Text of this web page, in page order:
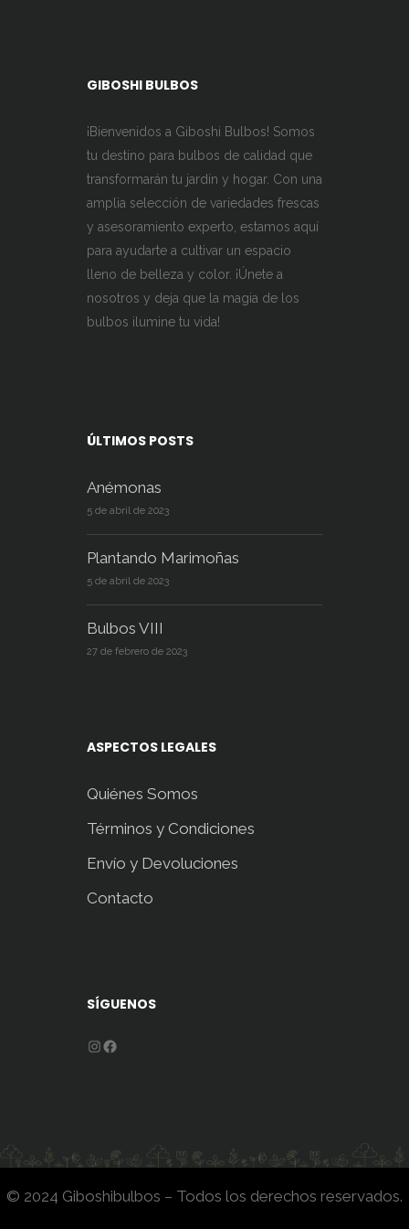
pueden
página
producto
GIBOSHI BULBOS
¡Bienvenidos a Giboshi Bulbos! Somos
tu destino para bulbos de calidad que
transformarán tu jardín y hogar. Con una
amplia selección de variedades frescas
y asesoramiento experto, estamos aquí
para ayudarte a cultivar un espacio
lleno de belleza y color. ¡Únete a
nosotros y deja que la magia de los
bulbos ilumine tu vida!
ÚLTIMOS POSTS
Anémonas
5 de abril de 2023
Plantando Marimoñas
5 de abril de 2023
Bulbos VIII
27 de febrero de 2023
ASPECTOS LEGALES
Quiénes Somos
Términos y Condiciones
Envío y Devoluciones
Contacto
SÍGUENOS
Instagram
Facebook
© 2024 Giboshibulbos – Todos los derechos reservados.